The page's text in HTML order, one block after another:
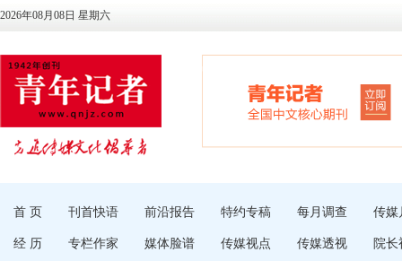
2026年08月08日 星期六
首 页 刊首快语 前沿报告 特约专稿 每月调查 传媒
经 历 专栏作家 媒体脸谱 传媒视点 传媒透视 院长